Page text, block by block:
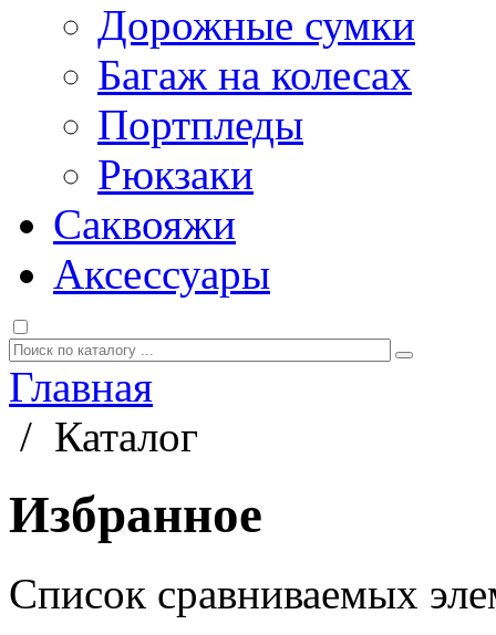
Дорожные сумки
Багаж на колесах
Портпледы
Рюкзаки
Саквояжи
Аксессуары
Главная
/ Каталог
Избранное
Список сравниваемых